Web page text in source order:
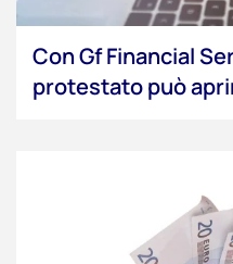
Con Gf Financial
protestato può